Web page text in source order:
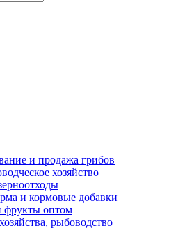
и продажа грибов
хозяйство
и кормовые добавки
оптом
рыбоводство